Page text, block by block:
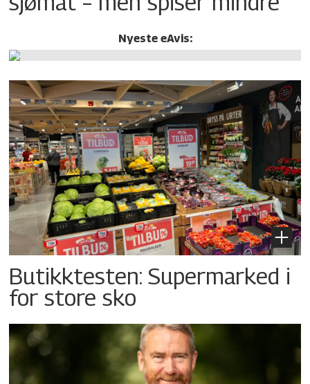
Nyeste eAvis:
Butikktesten: Supermarked i
for store sko